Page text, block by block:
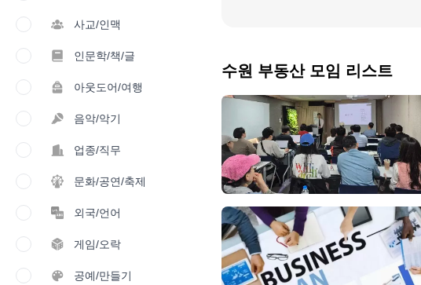
사교/인맥
인문학/책/글
아웃도어/여행
음악/악기
업종/직무
문화/공연/축제
외국/언어
게임/오락
공예/만들기
수원 부동산 모임 리스트